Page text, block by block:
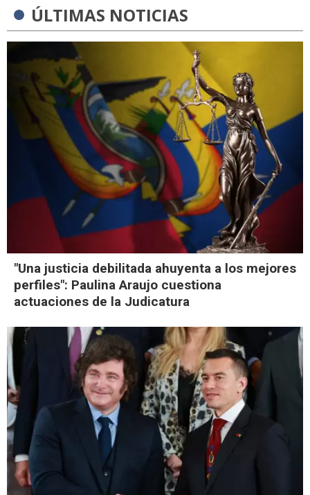
ÚLTIMAS NOTICIAS
"Una justicia debilitada ahuyenta a los mejores
perfiles": Paulina Araujo cuestiona
actuaciones de la Judicatura